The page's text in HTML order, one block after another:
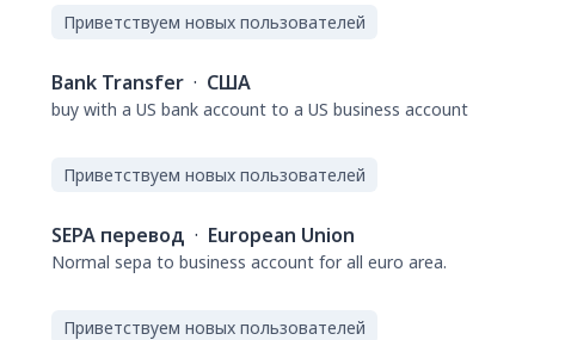
Приветствуем новых пользователей
Bank Transfer · США
buy with a US bank account to a US business account
Приветствуем новых пользователей
SEPA перевод · European Union
Normal sepa to business account for all euro area.
Приветствуем новых пользователей